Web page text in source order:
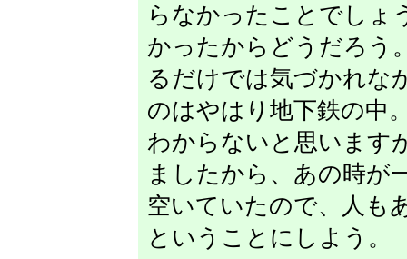
らなかったことでしょ
かったからどうだろう
るだけでは気づかれな
のはやはり地下鉄の中
わからないと思います
ましたから、あの時が
空いていたので、人も
ということにしよう。